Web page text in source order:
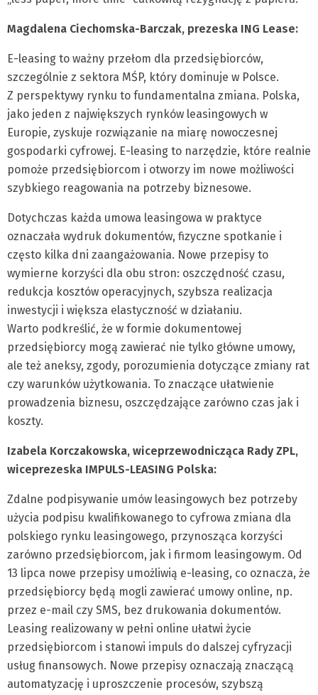
Magdalena Ciechomska-Barczak, prezeska ING Lease:
E-leasing to ważny przełom dla przedsiębiorców,
szczególnie z sektora MŚP, który dominuje w Polsce.
Z perspektywy rynku to fundamentalna zmiana. Polska,
jako jeden z największych rynków leasingowych w
Europie, zyskuje rozwiązanie na miarę nowoczesnej
gospodarki cyfrowej. E-leasing to narzędzie, które realnie
pomoże przedsiębiorcom i otworzy im nowe możliwości
szybkiego reagowania na potrzeby biznesowe.
Dotychczas każda umowa leasingowa w praktyce
oznaczała wydruk dokumentów, fizyczne spotkanie i
często kilka dni zaangażowania. Nowe przepisy to
wymierne korzyści dla obu stron: oszczędność czasu,
redukcja kosztów operacyjnych, szybsza realizacja
inwestycji i większa elastyczność w działaniu.
Warto podkreślić, że w formie dokumentowej
przedsiębiorcy mogą zawierać nie tylko główne umowy,
ale też aneksy, zgody, porozumienia dotyczące zmiany rat
czy warunków użytkowania. To znaczące ułatwienie
prowadzenia biznesu, oszczędzające zarówno czas jak i
koszty.
Izabela Korczakowska, wiceprzewodnicząca Rady ZPL,
wiceprezeska IMPULS-LEASING Polska:
Zdalne podpisywanie umów leasingowych bez potrzeby
użycia podpisu kwalifikowanego to cyfrowa zmiana dla
polskiego rynku leasingowego, przynosząca korzyści
zarówno przedsiębiorcom, jak i firmom leasingowym. Od
13 lipca nowe przepisy umożliwią e-leasing, co oznacza, że
przedsiębiorcy będą mogli zawierać umowy online, np.
przez e-mail czy SMS, bez drukowania dokumentów.
Leasing realizowany w pełni online ułatwi życie
przedsiębiorcom i stanowi impuls do dalszej cyfryzacji
usług finansowych. Nowe przepisy oznaczają znaczącą
automatyzację i uproszczenie procesów, szybszą